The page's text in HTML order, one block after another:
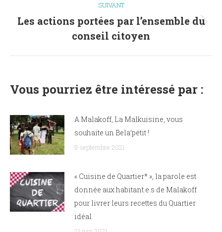
SUIVANT
Article
suivant
:
Les actions portées par l’ensemble du
conseil citoyen
Vous pourriez être intéressé par :
A Malakoff, La Malkuisine, vous
souhaite un Bela’pétit !
9 septembre 2021
« Cuisine de Quartier* », la parole est
donnée aux habitant.e.s de Malakoff
pour livrer leurs recettes du Quartier
idéal.